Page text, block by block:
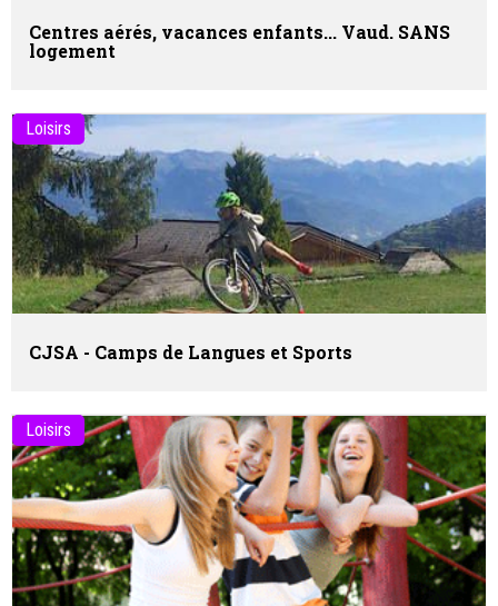
Centres aérés, vacances enfants... Vaud. SANS
logement
Loisirs
CJSA - Camps de Langues et Sports
Loisirs